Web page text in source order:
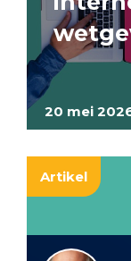
20 mei
Artikel